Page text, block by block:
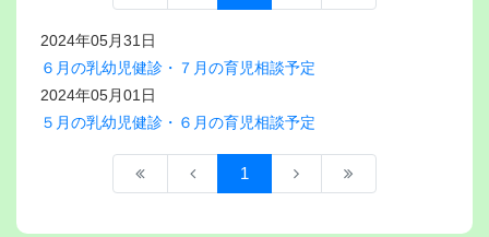
2024年05月31日
６月の乳幼児健診・７月の育児相談予定
2024年05月01日
５月の乳幼児健診・６月の育児相談予定
1